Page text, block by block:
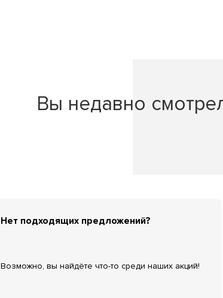
Вы недавно
Нет подходящих предложений?
Возможно, вы найдёте что-то среди наших акций!